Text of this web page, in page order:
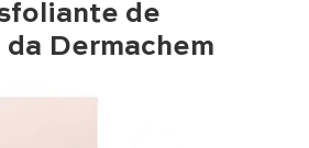
de
Dermachem